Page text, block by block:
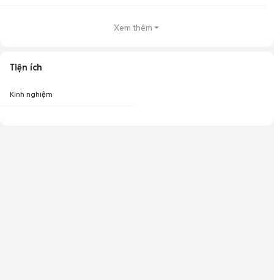
Xem thêm
Tiện ích
Kinh nghiệm